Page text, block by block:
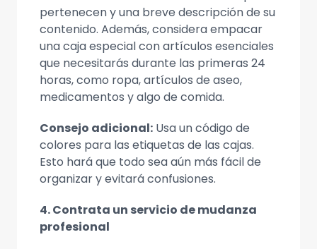
pertenecen y una breve descripción de su
contenido. Además, considera empacar
una caja especial con artículos esenciales
que necesitarás durante las primeras 24
horas, como ropa, artículos de aseo,
medicamentos y algo de comida.
Consejo adicional: Usa un código de
colores para las etiquetas de las cajas.
Esto hará que todo sea aún más fácil de
organizar y evitará confusiones.
4. Contrata un servicio de mudanza
profesional